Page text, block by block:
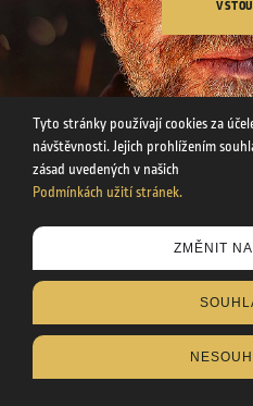
Tyto stránky používají cookies
užíváním cookies podle
Podmínkách
Tyto stránky používají cookies za
návštěvnosti. Jejich prohlížením
zásad uvedených v našich
Podmínkách užití stránek.
ZMĚNIT